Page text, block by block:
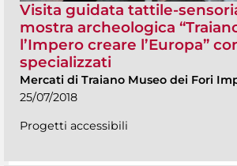
Visita guidata tattile-
mostra archeologica
l’Impero creare l’Europa”
specializzati
Mercati di Traiano Museo dei Fori
25/07/2018
Progetti accessibili